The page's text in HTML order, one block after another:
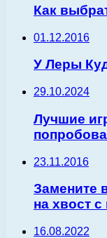
Как
01.12.2016
У Леры
29.10.2024
Лучшие
23.11.2016
Замените
на хвост
16.08.2022